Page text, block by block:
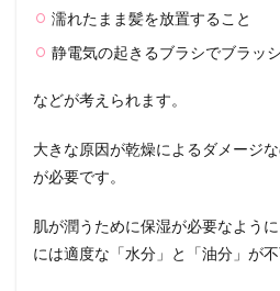
濡れたまま髪を放置すること
静電気の起きるブラシでブラッ
などが考えられます。
大きな原因が乾燥によるダメージ
が必要です。
肌が潤うために保湿が必要なよう
には適度な「水分」と「油分」が不